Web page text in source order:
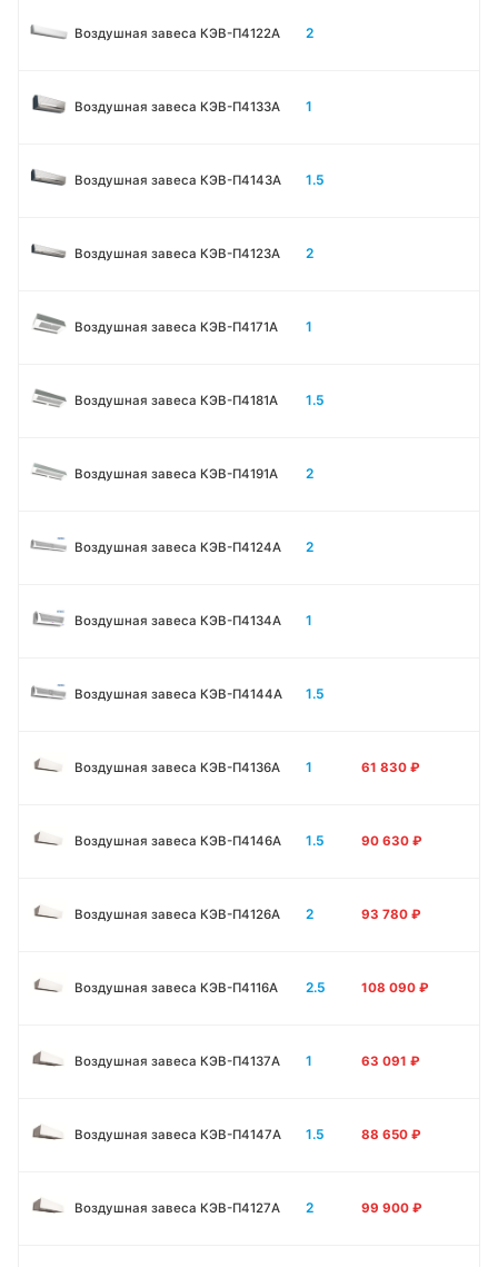
Воздушная завеса КЭВ-П4122A 2
Воздушная завеса КЭВ-П4133A 1
Воздушная завеса КЭВ-П4143A 1.5
Воздушная завеса КЭВ-П4123A 2
Воздушная завеса КЭВ-П4171A 1
Воздушная завеса КЭВ-П4181A 1.5
Воздушная завеса КЭВ-П4191A 2
Воздушная завеса КЭВ-П4124A 2
Воздушная завеса КЭВ-П4134A 1
Воздушная завеса КЭВ-П4144A 1.5
Воздушная завеса КЭВ-П4136A 1 61 830 ₽
Воздушная завеса КЭВ-П4146A 1.5 90 630 ₽
Воздушная завеса КЭВ-П4126A 2 93 780 ₽
Воздушная завеса КЭВ-П4116A 2.5 108 090 ₽
Воздушная завеса КЭВ-П4137A 1 63 091 ₽
Воздушная завеса КЭВ-П4147A 1.5 88 650 ₽
Воздушная завеса КЭВ-П4127A 2 99 900 ₽